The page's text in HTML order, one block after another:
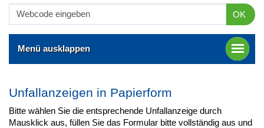
OK
Menü ausklappen
Unfallanzeigen in Papierform
Bitte wählen Sie die entsprechende Unfallanzeige durch
Mausklick aus, füllen Sie das Formular bitte vollständig aus und